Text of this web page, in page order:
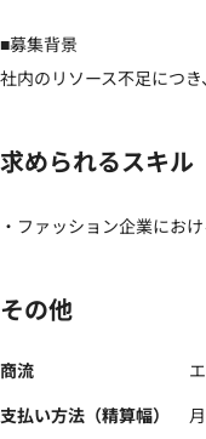
■募集背景
社内のリソース不足につき
求められるスキル
・ファッション企業にお
その他
商流
支払い方法（精算幅）